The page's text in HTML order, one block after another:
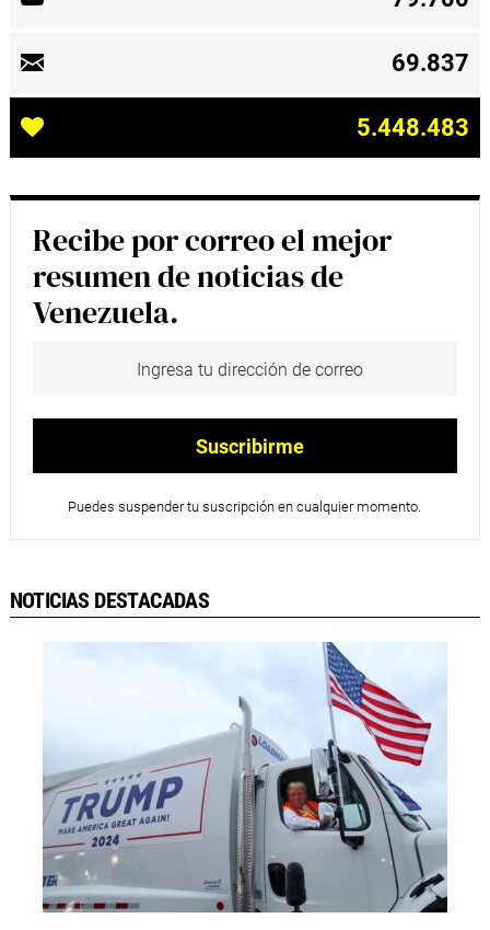
69.837
5.448.483
Recibe por correo el mejor
resumen de noticias de
Venezuela.
Puedes suspender tu suscripción en cualquier momento.
NOTICIAS DESTACADAS